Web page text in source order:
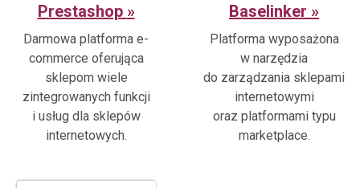
Prestashop
Darmowa platforma e-
commerce oferująca
sklepom wiele
zintegrowanych funkcji
i usług dla sklepów
internetowych.
Baselinker
Platforma wyposażona
w narzędzia
do zarządzania sklepami
internetowymi
oraz platformami typu
marketplace.